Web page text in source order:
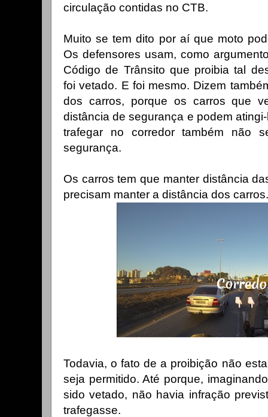
circulação contidas no CTB.
Muito se tem dito por aí que moto
Os defensores usam, como
Código de Trânsito que proibia tal
foi vetado. E foi mesmo. Dizem
dos carros, porque os carros que
distância de segurança e podem
trafegar no corredor também não
segurança.
Os carros tem que manter distância
precisam manter a distância dos
Todavia, o fato de a proibição não
seja permitido. Até porque,
sido vetado, não havia infração
trafegasse.